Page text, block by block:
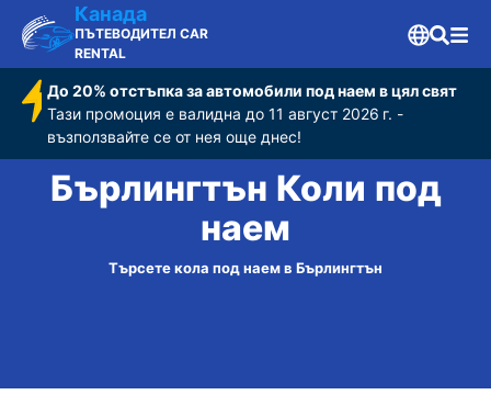
Канада
ПЪТЕВОДИТЕЛ CAR
RENTAL
До 20% отстъпка за автомобили под наем в цял свят
Тази промоция е валидна до 11 август 2026 г. -
възползвайте се от нея още днес!
Бърлингтън Коли под
наем
Търсете кола под наем в Бърлингтън